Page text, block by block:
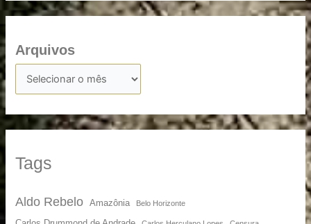
Arquivos
Tags
Aldo Rebelo Amazônia Belo Horizonte